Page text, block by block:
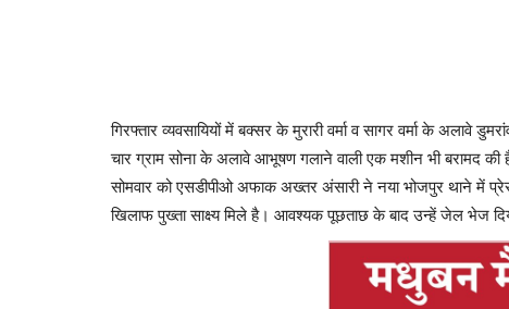
गिरफ्तार व्यवसायियों में बक्सर के मुरारी वर्मा व सागर वर्मा के अलावे
चार ग्राम सोना के अलावे आभूषण गलाने वाली एक मशीन भी बरामद की
सोमवार को एसडीपीओ अफाक अख्तर अंसारी ने नया भोजपुर थाने में
खिलाफ पुख्ता साक्ष्य मिले है। आवश्यक पूछताछ के बाद उन्हें जेल भेज